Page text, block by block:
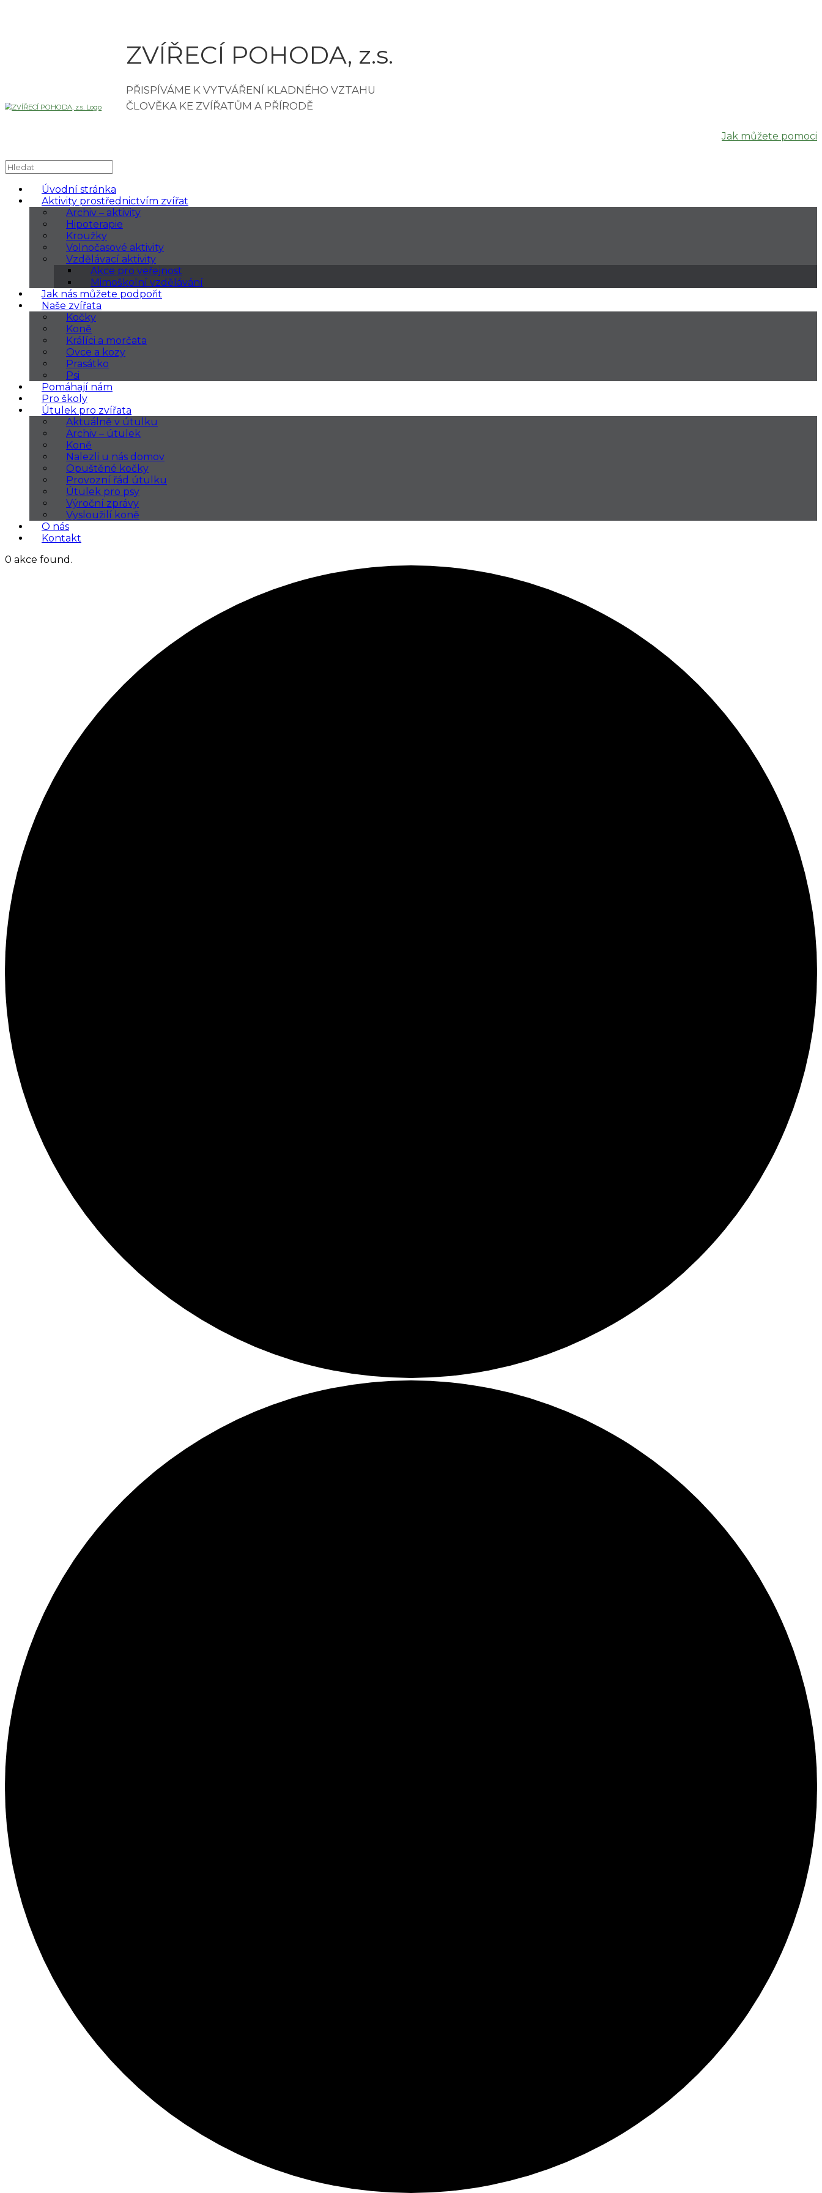
ZVÍŘECÍ POHODA, z.s.
Jak můžete pomoci
Úvodní stránka
Aktivity prostřednictvím zvířat
Archiv – aktivity
Hipoterapie
Kroužky
Volnočasové aktivity
Vzdělávací aktivity
Akce pro veřejnost
Mimoškolní vzdělávání
Jak nás můžete podpořit
Naše zvířata
Kočky
Koně
Králíci a morčata
Ovce a kozy
Prasátko
Psi
Pomáhají nám
Pro školy
Útulek pro zvířata
Aktuálně v útulku
Archiv – útulek
Koně
Nalezli u nás domov
Opuštěné kočky
Provozní řád útulku
Útulek pro psy
Výroční zprávy
Vysloužilí koně
O nás
Kontakt
0 akce found.